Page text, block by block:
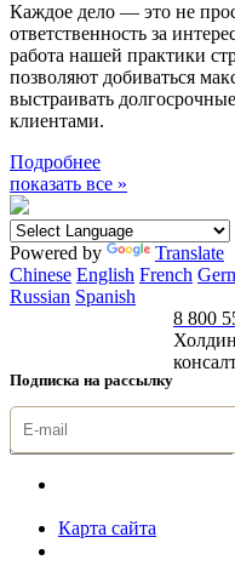
Каждое дело — это не
ответственность за
работа нашей практики
позволяют добиваться
выстраивать
клиентами.
Подробнее
показать все »
Powered by
Translate
Chinese English French
Russian Spanish
Подписка на рассылку
8 800
Карта сайта